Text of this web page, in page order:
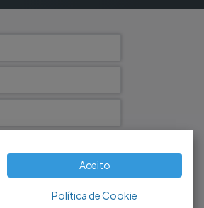
Aceito
Política de Cookie